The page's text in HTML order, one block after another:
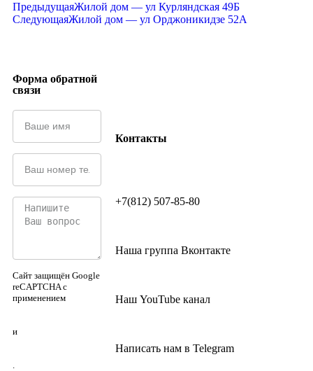
ПредыдущаяЖилой дом — ул Курляндская 49Б
СледующаяЖилой дом — ул Орджоникидзе 52А
Форма обратной
связи
Сайт защищён Google
reCAPTCHA с
применением
и
.
Контакты
+7(812) 507-85-80
Наша группа Вконтакте
Наш YouTube канал
Написать нам в Telegram